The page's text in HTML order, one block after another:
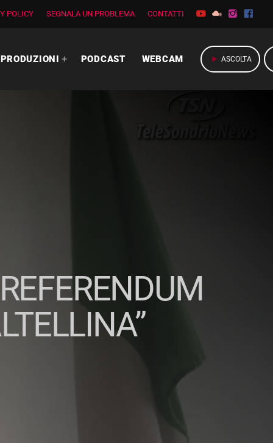
POLICY SEGNALA UN PROBLEMA CONTATTI
PRODUZIONI PODCAST WEBCAM play_arrow ASCOLTA